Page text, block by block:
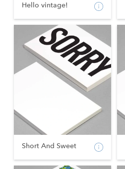
Hello vintage!
Short And Sweet